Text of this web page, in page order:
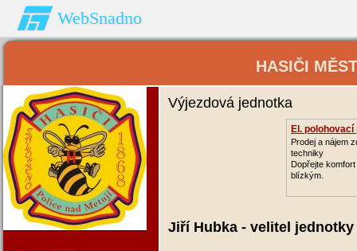
WebSnadno
HASIČI
Výjezdová jednotka
El. polohovací
Prodej a nájem
techniky
Dopřejte
blízkým.
Jiří Hubka - velitel jednotky